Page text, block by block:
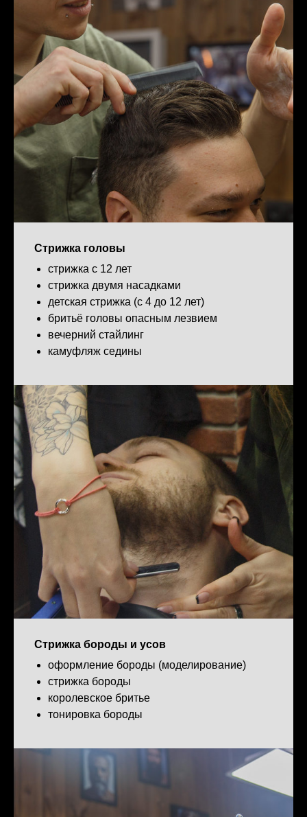
Стрижка головы
стрижка с 12 лет
стрижка двумя насадками
детская стрижка (с 4 до 12 лет)
бритьё головы опасным лезвием
вечерний стайлинг
камуфляж седины
Стрижка бороды и усов
оформление бороды (моделирование)
стрижка бороды
королевское бритье
тонировка бороды